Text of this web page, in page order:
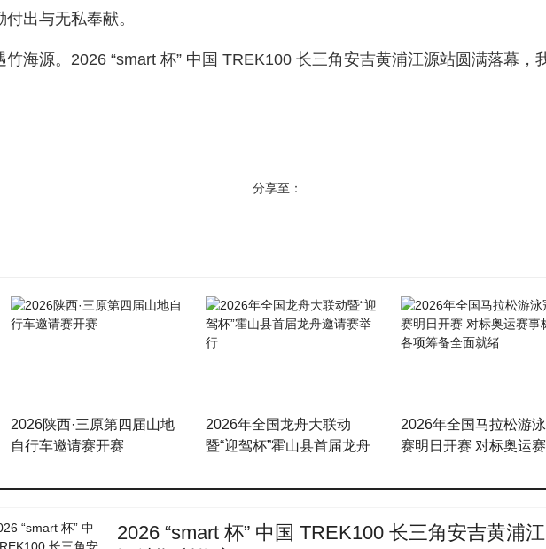
出与无私奉献。
源。2026 “smart 杯” 中国 TREK100 长三角安吉黄浦江源站圆满落幕，
分享至：
2026陕西·三原第四届山地
自行车邀请赛开赛
2026年全国龙舟大联动
暨“迎驾杯”霍山县首届龙舟
2026年全国马拉松游
赛明日开赛 对标奥运
2026 “smart 杯” 中国 TREK100 长三角安吉黄浦江